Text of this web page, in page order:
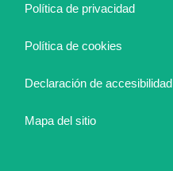
Política de privacidad
Política de cookies
Declaración de accesibilidad
Mapa del sitio